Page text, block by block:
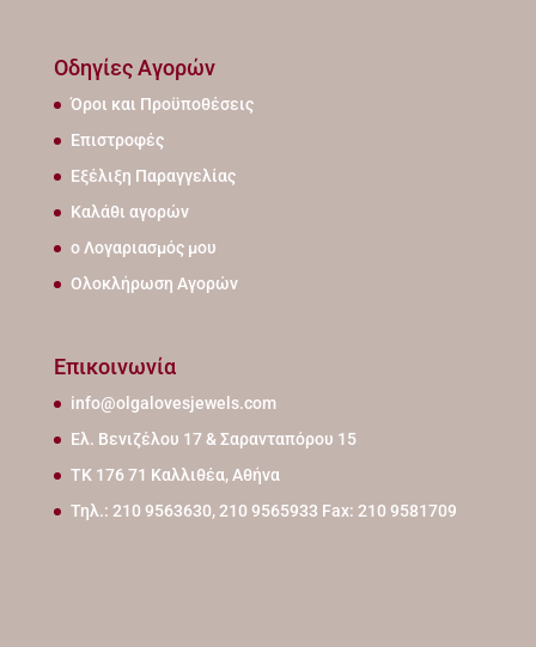
Οδηγίες Αγορών
Όροι και Προϋποθέσεις
Επιστροφές
Εξέλιξη Παραγγελίας
Καλάθι αγορών
ο Λογαριασμός μου
Ολοκλήρωση Αγορών
Επικοινωνία
info@olgalovesjewels.com
Ελ. Βενιζέλου 17 & Σαρανταπόρου 15
ΤΚ 176 71 Καλλιθέα, Αθήνα
Τηλ.: 210 9563630, 210 9565933 Fax: 210 9581709